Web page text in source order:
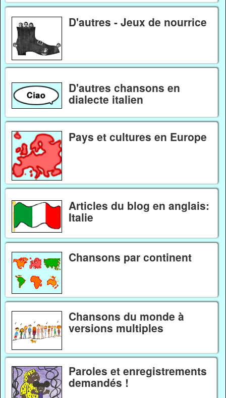
D'autres - Jeux de nourrice
D'autres chansons en
dialecte italien
Pays et cultures en Europe
Articles du blog en anglais:
Italie
Chansons par continent
Chansons du monde à
versions multiples
Paroles et enregistrements
demandés !